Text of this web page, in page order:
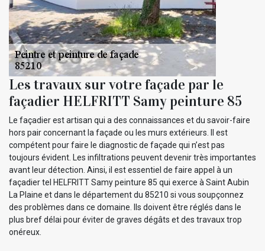
Les travaux sur votre façade par le
façadier HELFRITT Samy peinture 85
Le façadier est artisan qui a des connaissances et du savoir-faire
hors pair concernant la façade ou les murs extérieurs. Il est
compétent pour faire le diagnostic de façade qui n’est pas
toujours évident. Les infiltrations peuvent devenir très importantes
avant leur détection. Ainsi, il est essentiel de faire appel à un
façadier tel HELFRITT Samy peinture 85 qui exerce à Saint Aubin
La Plaine et dans le département du 85210 si vous soupçonnez
des problèmes dans ce domaine. Ils doivent être réglés dans le
plus bref délai pour éviter de graves dégâts et des travaux trop
onéreux.